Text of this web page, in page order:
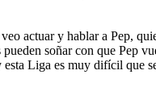
actuar y hablar a Pep,
soñar con que Pep
Liga es muy difícil que